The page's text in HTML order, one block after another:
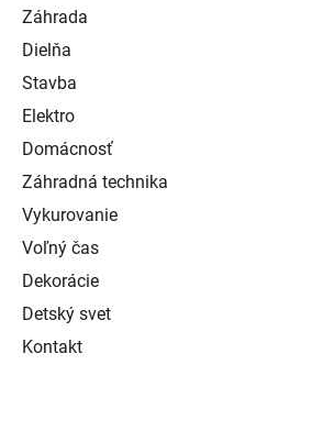
Záhrada
Dielňa
Stavba
Elektro
Domácnosť
Záhradná technika
Vykurovanie
Voľný čas
Dekorácie
Detský svet
Kontakt